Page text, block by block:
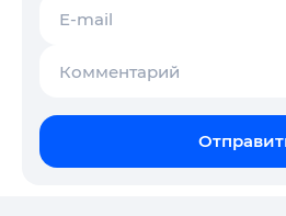
E-mail
Комментарий